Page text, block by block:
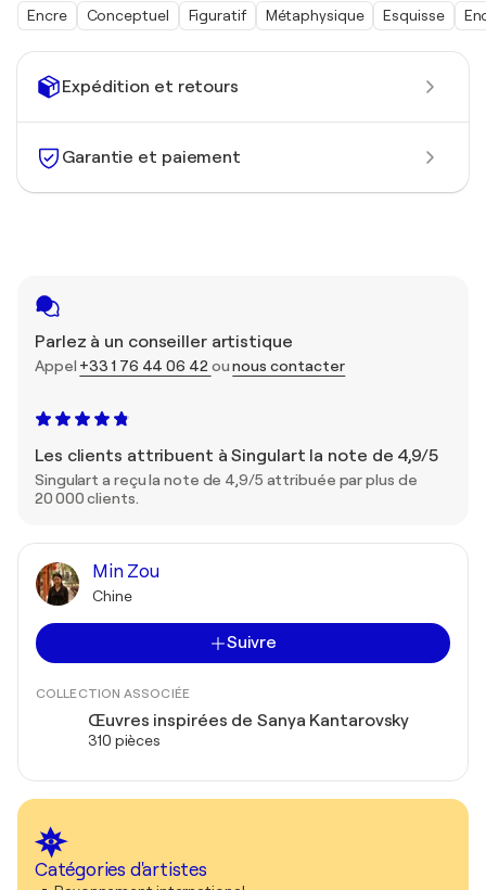
Expédition et retours
Garantie et paiement
Parlez à un conseiller artistique
Appel +33 1 76 44 06 42 ounous contacter
Les clients attribuent à Singulart la note de 4,9/5
Singulart a reçu la note de 4,9/5 attribuée par plus de
20 000 clients.
Min Zou
Chine
Suivre
COLLECTION ASSOCIÉE
Œuvres inspirées de Sanya Kantarovsky
310 pièces
Catégories d'artistes
Encre Conceptuel Figuratif Métaphysique Esquisse